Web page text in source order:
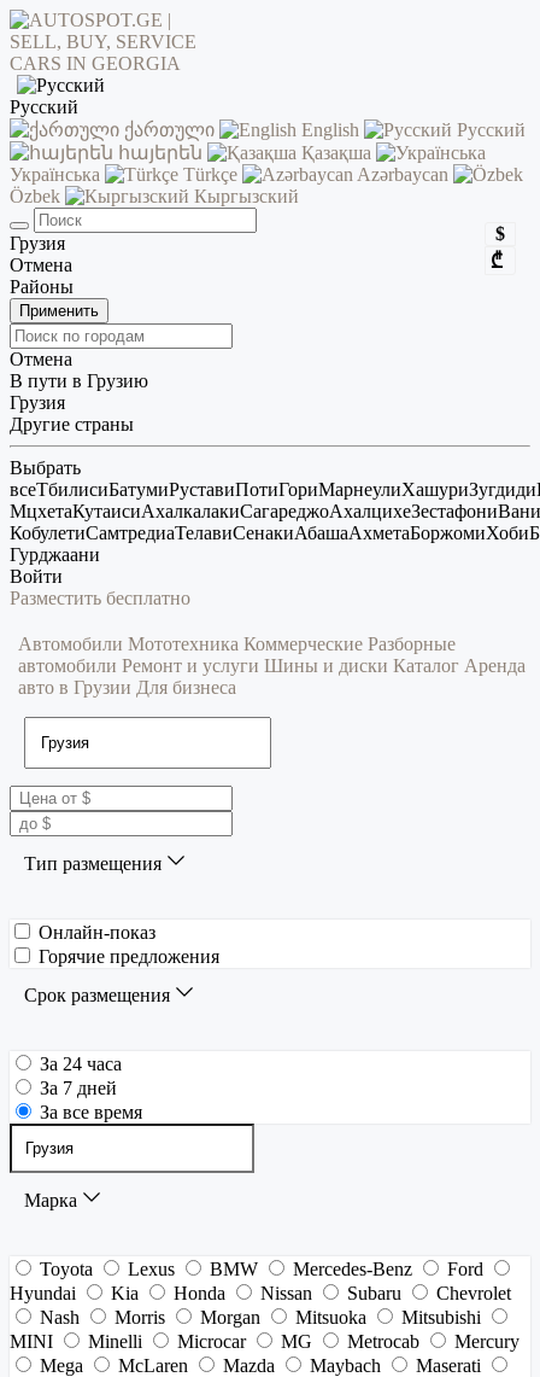
Русский
ქართული
English
Русский
հայերեն
Қазақша
Українська
Türkçe
Azərbaycan
Özbek
Кыргызский
$
₾
Грузия
Отмена
Районы
Применить
Отмена
В пути в Грузию
Грузия
Другие страны
Выбрать
всеТбилисиБатумиРуставиПотиГориМарнеулиХашуриЗугдиди
МцхетаКутаисиАхалкалакиСагареджоАхалцихеЗестафониВани
КобулетиСамтредиаТелавиСенакиАбашаАхметаБоржомиХоби
Гурджаани
Войти
Разместить бесплатно
Автомобили Мототехника Коммерческие Разборные
автомобили Ремонт и услуги Шины и диски Каталог Аренда
авто в Грузии Для бизнеса
Тип размещения
Онлайн-показ
Горячие предложения
Срок размещения
За 24 часа
За 7 дней
За все время
Марка
Toyota Lexus BMW Mercedes-Benz
Ford
Hyundai
Kia Honda Nissan Subaru
Chevrolet
Nash
Morris Morgan Mitsuoka
Mitsubishi
MINI
Minelli Microcar MG Metrocab
Mercury
Mega
McLaren Mazda Maybach
Maserati